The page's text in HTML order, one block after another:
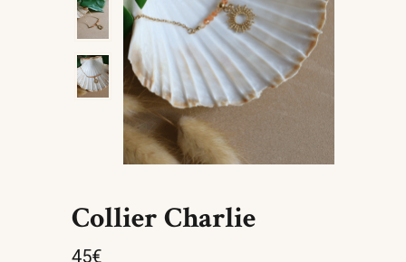
Collier Charlie
45€